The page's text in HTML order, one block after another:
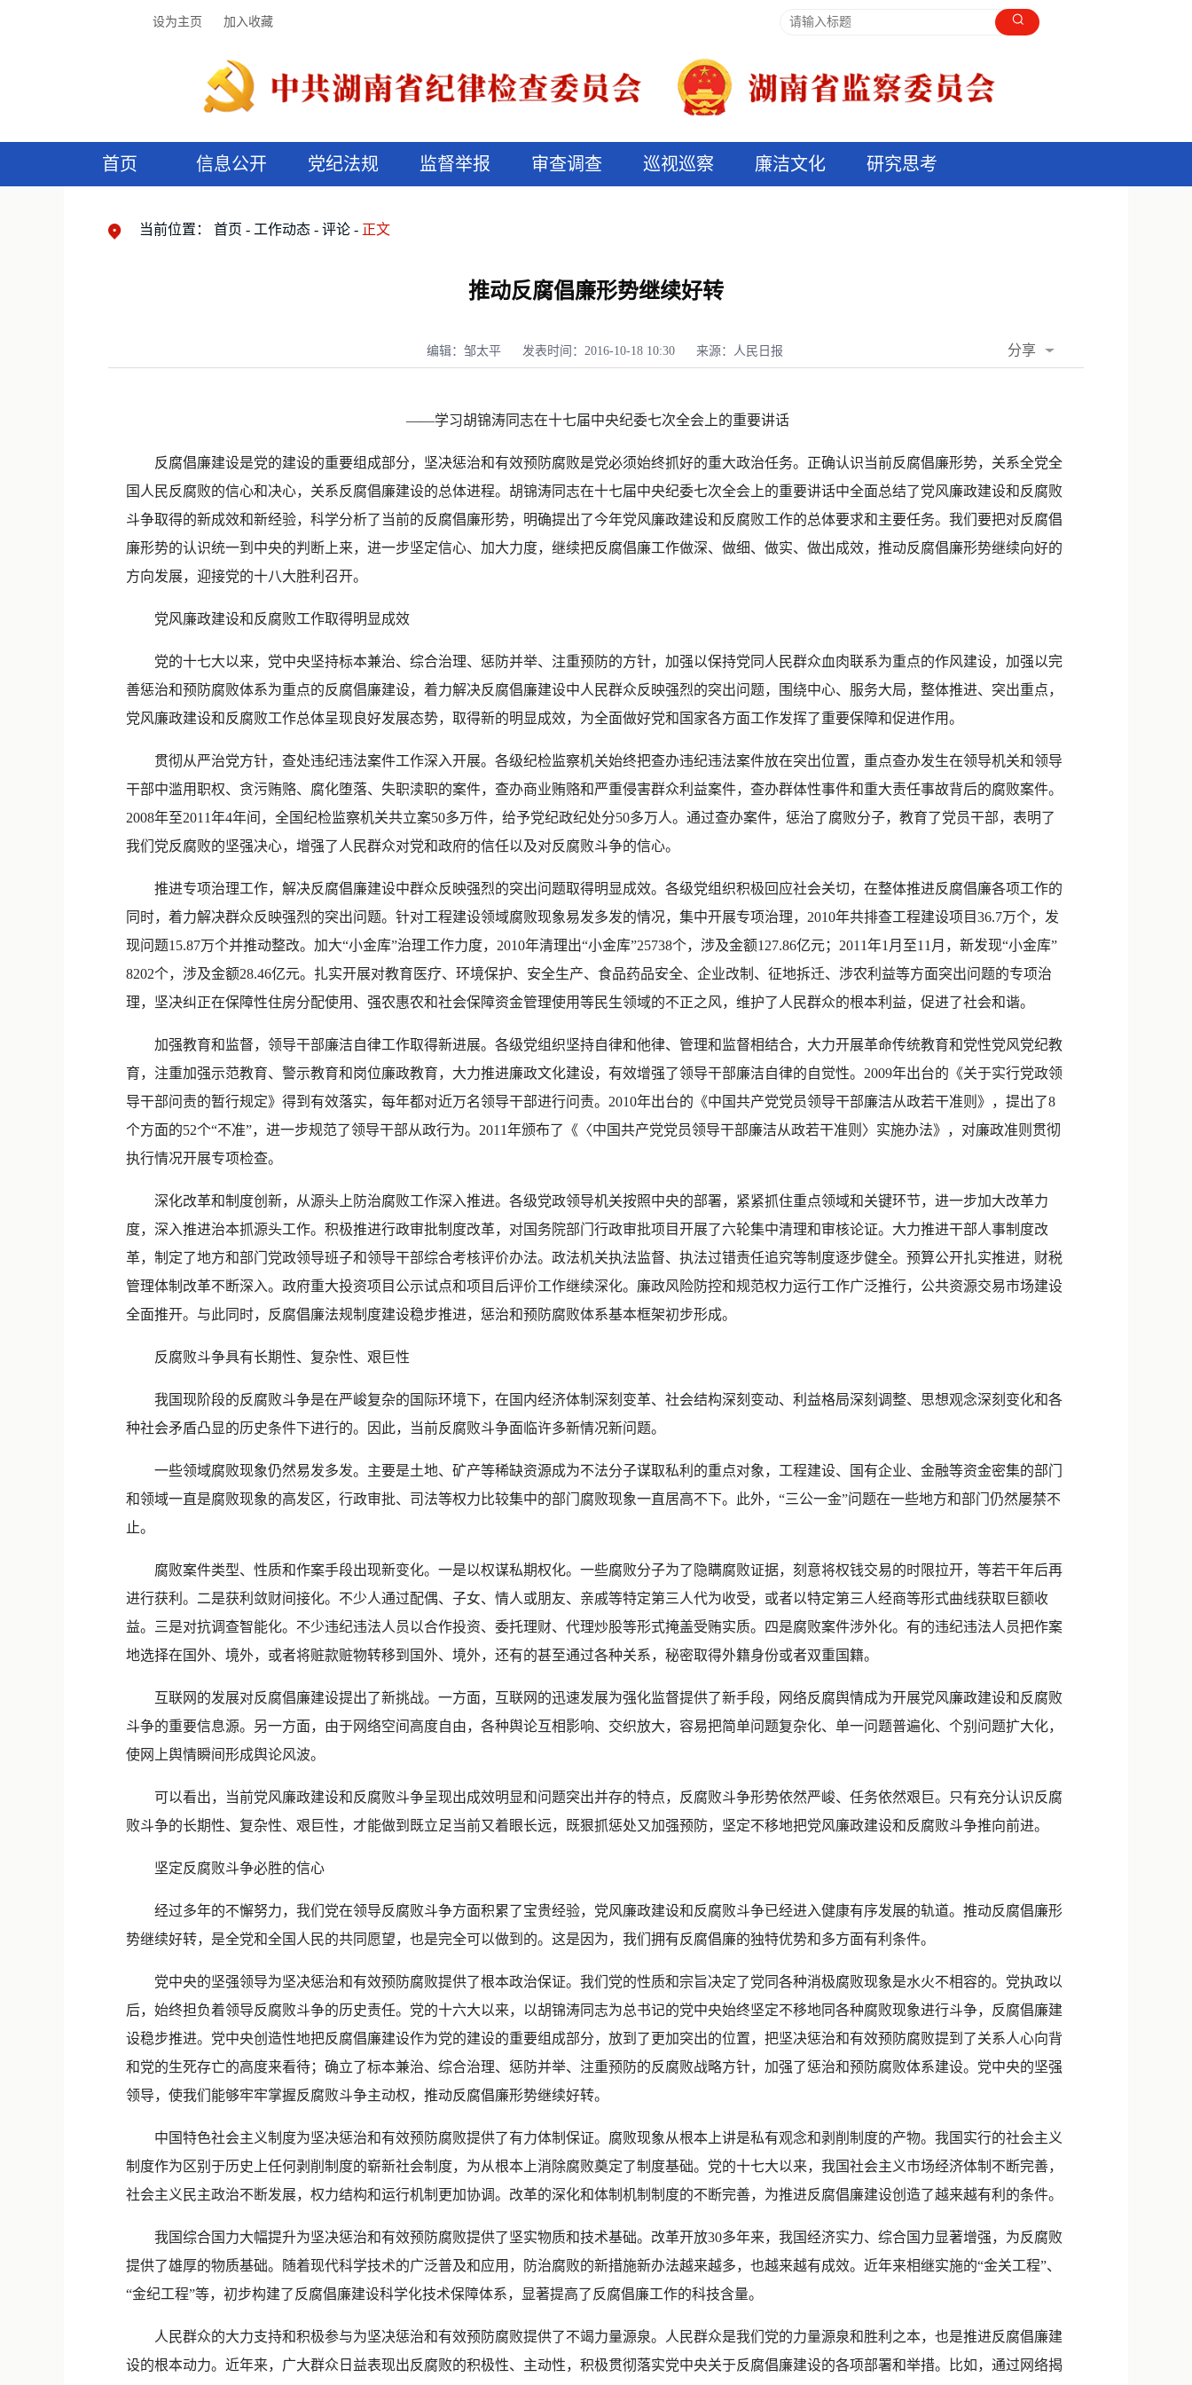
设为主页 加入收藏
首页 信息公开 党纪法规 监督举报 审查调查 巡视巡察 廉洁文化 研究思考
当前位置： 首页 工作动态 评论 正文
推动反腐倡廉形势继续好转
编辑：邹太平 发表时间：2016-10-18 10:30 来源：人民日报 分享
微信
——学习胡锦涛同志在十七届中央纪委七次全会上的重要讲话
反腐倡廉建设是党的建设的重要组成部分，坚决惩治和有效预防腐败是党必须始终抓好的重大政治任务。正确认识当前反腐倡廉形势，关系全党全
国人民反腐败的信心和决心，关系反腐倡廉建设的总体进程。胡锦涛同志在十七届中央纪委七次全会上的重要讲话中全面总结了党风廉政建设和反腐败
斗争取得的新成效和新经验，科学分析了当前的反腐倡廉形势，明确提出了今年党风廉政建设和反腐败工作的总体要求和主要任务。我们要把对反腐倡
廉形势的认识统一到中央的判断上来，进一步坚定信心、加大力度，继续把反腐倡廉工作做深、做细、做实、做出成效，推动反腐倡廉形势继续向好的
方向发展，迎接党的十八大胜利召开。
党风廉政建设和反腐败工作取得明显成效
党的十七大以来，党中央坚持标本兼治、综合治理、惩防并举、注重预防的方针，加强以保持党同人民群众血肉联系为重点的作风建设，加强以完
善惩治和预防腐败体系为重点的反腐倡廉建设，着力解决反腐倡廉建设中人民群众反映强烈的突出问题，围绕中心、服务大局，整体推进、突出重点，
党风廉政建设和反腐败工作总体呈现良好发展态势，取得新的明显成效，为全面做好党和国家各方面工作发挥了重要保障和促进作用。
贯彻从严治党方针，查处违纪违法案件工作深入开展。各级纪检监察机关始终把查办违纪违法案件放在突出位置，重点查办发生在领导机关和领导
干部中滥用职权、贪污贿赂、腐化堕落、失职渎职的案件，查办商业贿赂和严重侵害群众利益案件，查办群体性事件和重大责任事故背后的腐败案件。
2008年至2011年4年间，全国纪检监察机关共立案50多万件，给予党纪政纪处分50多万人。通过查办案件，惩治了腐败分子，教育了党员干部，表明了
我们党反腐败的坚强决心，增强了人民群众对党和政府的信任以及对反腐败斗争的信心。
推进专项治理工作，解决反腐倡廉建设中群众反映强烈的突出问题取得明显成效。各级党组织积极回应社会关切，在整体推进反腐倡廉各项工作的
同时，着力解决群众反映强烈的突出问题。针对工程建设领域腐败现象易发多发的情况，集中开展专项治理，2010年共排查工程建设项目36.7万个，发
现问题15.87万个并推动整改。加大“小金库”治理工作力度，2010年清理出“小金库”25738个，涉及金额127.86亿元；2011年1月至11月，新发现“小金库”
8202个，涉及金额28.46亿元。扎实开展对教育医疗、环境保护、安全生产、食品药品安全、企业改制、征地拆迁、涉农利益等方面突出问题的专项治
理，坚决纠正在保障性住房分配使用、强农惠农和社会保障资金管理使用等民生领域的不正之风，维护了人民群众的根本利益，促进了社会和谐。
加强教育和监督，领导干部廉洁自律工作取得新进展。各级党组织坚持自律和他律、管理和监督相结合，大力开展革命传统教育和党性党风党纪教
育，注重加强示范教育、警示教育和岗位廉政教育，大力推进廉政文化建设，有效增强了领导干部廉洁自律的自觉性。2009年出台的《关于实行党政领
导干部问责的暂行规定》得到有效落实，每年都对近万名领导干部进行问责。2010年出台的《中国共产党党员领导干部廉洁从政若干准则》，提出了8
个方面的52个“不准”，进一步规范了领导干部从政行为。2011年颁布了《〈中国共产党党员领导干部廉洁从政若干准则〉实施办法》，对廉政准则贯彻
执行情况开展专项检查。
深化改革和制度创新，从源头上防治腐败工作深入推进。各级党政领导机关按照中央的部署，紧紧抓住重点领域和关键环节，进一步加大改革力
度，深入推进治本抓源头工作。积极推进行政审批制度改革，对国务院部门行政审批项目开展了六轮集中清理和审核论证。大力推进干部人事制度改
革，制定了地方和部门党政领导班子和领导干部综合考核评价办法。政法机关执法监督、执法过错责任追究等制度逐步健全。预算公开扎实推进，财税
管理体制改革不断深入。政府重大投资项目公示试点和项目后评价工作继续深化。廉政风险防控和规范权力运行工作广泛推行，公共资源交易市场建设
全面推开。与此同时，反腐倡廉法规制度建设稳步推进，惩治和预防腐败体系基本框架初步形成。
反腐败斗争具有长期性、复杂性、艰巨性
我国现阶段的反腐败斗争是在严峻复杂的国际环境下，在国内经济体制深刻变革、社会结构深刻变动、利益格局深刻调整、思想观念深刻变化和各
种社会矛盾凸显的历史条件下进行的。因此，当前反腐败斗争面临许多新情况新问题。
一些领域腐败现象仍然易发多发。主要是土地、矿产等稀缺资源成为不法分子谋取私利的重点对象，工程建设、国有企业、金融等资金密集的部门
和领域一直是腐败现象的高发区，行政审批、司法等权力比较集中的部门腐败现象一直居高不下。此外，“三公一金”问题在一些地方和部门仍然屡禁不
止。
腐败案件类型、性质和作案手段出现新变化。一是以权谋私期权化。一些腐败分子为了隐瞒腐败证据，刻意将权钱交易的时限拉开，等若干年后再
进行获利。二是获利敛财间接化。不少人通过配偶、子女、情人或朋友、亲戚等特定第三人代为收受，或者以特定第三人经商等形式曲线获取巨额收
益。三是对抗调查智能化。不少违纪违法人员以合作投资、委托理财、代理炒股等形式掩盖受贿实质。四是腐败案件涉外化。有的违纪违法人员把作案
地选择在国外、境外，或者将赃款赃物转移到国外、境外，还有的甚至通过各种关系，秘密取得外籍身份或者双重国籍。
互联网的发展对反腐倡廉建设提出了新挑战。一方面，互联网的迅速发展为强化监督提供了新手段，网络反腐舆情成为开展党风廉政建设和反腐败
斗争的重要信息源。另一方面，由于网络空间高度自由，各种舆论互相影响、交织放大，容易把简单问题复杂化、单一问题普遍化、个别问题扩大化，
使网上舆情瞬间形成舆论风波。
可以看出，当前党风廉政建设和反腐败斗争呈现出成效明显和问题突出并存的特点，反腐败斗争形势依然严峻、任务依然艰巨。只有充分认识反腐
败斗争的长期性、复杂性、艰巨性，才能做到既立足当前又着眼长远，既狠抓惩处又加强预防，坚定不移地把党风廉政建设和反腐败斗争推向前进。
坚定反腐败斗争必胜的信心
经过多年的不懈努力，我们党在领导反腐败斗争方面积累了宝贵经验，党风廉政建设和反腐败斗争已经进入健康有序发展的轨道。推动反腐倡廉形
势继续好转，是全党和全国人民的共同愿望，也是完全可以做到的。这是因为，我们拥有反腐倡廉的独特优势和多方面有利条件。
党中央的坚强领导为坚决惩治和有效预防腐败提供了根本政治保证。我们党的性质和宗旨决定了党同各种消极腐败现象是水火不相容的。党执政以
后，始终担负着领导反腐败斗争的历史责任。党的十六大以来，以胡锦涛同志为总书记的党中央始终坚定不移地同各种腐败现象进行斗争，反腐倡廉建
设稳步推进。党中央创造性地把反腐倡廉建设作为党的建设的重要组成部分，放到了更加突出的位置，把坚决惩治和有效预防腐败提到了关系人心向背
和党的生死存亡的高度来看待；确立了标本兼治、综合治理、惩防并举、注重预防的反腐败战略方针，加强了惩治和预防腐败体系建设。党中央的坚强
领导，使我们能够牢牢掌握反腐败斗争主动权，推动反腐倡廉形势继续好转。
中国特色社会主义制度为坚决惩治和有效预防腐败提供了有力体制保证。腐败现象从根本上讲是私有观念和剥削制度的产物。我国实行的社会主义
制度作为区别于历史上任何剥削制度的崭新社会制度，为从根本上消除腐败奠定了制度基础。党的十七大以来，我国社会主义市场经济体制不断完善，
社会主义民主政治不断发展，权力结构和运行机制更加协调。改革的深化和体制机制制度的不断完善，为推进反腐倡廉建设创造了越来越有利的条件。
我国综合国力大幅提升为坚决惩治和有效预防腐败提供了坚实物质和技术基础。改革开放30多年来，我国经济实力、综合国力显著增强，为反腐败
提供了雄厚的物质基础。随着现代科学技术的广泛普及和应用，防治腐败的新措施新办法越来越多，也越来越有成效。近年来相继实施的“金关工程”、
“金纪工程”等，初步构建了反腐倡廉建设科学化技术保障体系，显著提高了反腐倡廉工作的科技含量。
人民群众的大力支持和积极参与为坚决惩治和有效预防腐败提供了不竭力量源泉。人民群众是我们党的力量源泉和胜利之本，也是推进反腐倡廉建
设的根本动力。近年来，广大群众日益表现出反腐败的积极性、主动性，积极贯彻落实党中央关于反腐倡廉建设的各项部署和举措。比如，通过网络揭